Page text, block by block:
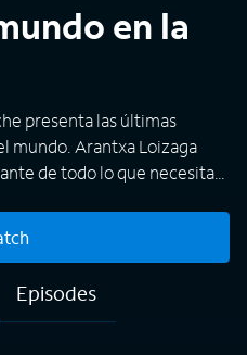
en la
presenta las últimas
mundo. Arantxa Loizaga
de todo lo que necesita
Episodes